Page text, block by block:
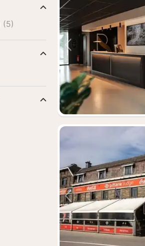
Vorheriges Bild
Vorheriges Bild
(5)